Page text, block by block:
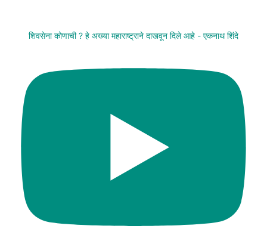
शिवसेना कोणाची ? हे अख्या महाराष्ट्राने दाखवून दिले आहे - एकनाथ शिंदे